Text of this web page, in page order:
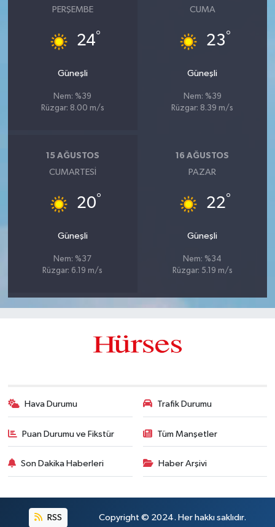
PERŞEMBE
24°
Güneşli
Nem: %39
Rüzgar: 8.00 m/s
CUMA
23°
Güneşli
Nem: %39
Rüzgar: 8.39 m/s
15 AĞUSTOS
CUMARTESI
20°
Güneşli
Nem: %37
Rüzgar: 6.19 m/s
16 AĞUSTOS
PAZAR
22°
Güneşli
Nem: %34
Rüzgar: 5.19 m/s
Hava Durumu Trafik Durumu
Puan Durumu ve Fikstür Tüm Manşetler
Son Dakika Haberleri Haber Arşivi
RSS Copyright © 2024. Her hakkı saklıdır.